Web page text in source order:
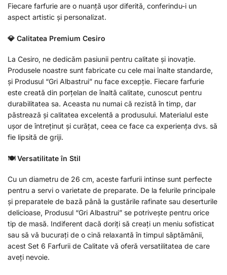
Fiecare farfurie are o nuanță ușor diferită, conferindu-i un
aspect artistic și personalizat.
💎 Calitatea Premium Cesiro
La Cesiro, ne dedicăm pasiunii pentru calitate și inovație.
Produsele noastre sunt fabricate cu cele mai înalte standarde,
și Produsul “Gri Albastrui” nu face excepție. Fiecare farfurie
este creată din porțelan de înaltă calitate, cunoscut pentru
durabilitatea sa. Aceasta nu numai că rezistă în timp, dar
păstrează și calitatea excelentă a produsului. Materialul este
ușor de întreținut și curățat, ceea ce face ca experiența dvs. să
fie lipsită de griji.
🍽️ Versatilitate în Stil
Cu un diametru de 26 cm, aceste farfurii intinse sunt perfecte
pentru a servi o varietate de preparate. De la felurile principale
și preparatele de bază până la gustările rafinate sau deserturile
delicioase, Produsul “Gri Albastrui” se potrivește pentru orice
tip de masă. Indiferent dacă doriți să creați un meniu sofisticat
sau să vă bucurați de o cină relaxantă în timpul săptămânii,
acest Set 6 Farfurii de Calitate vă oferă versatilitatea de care
aveți nevoie.